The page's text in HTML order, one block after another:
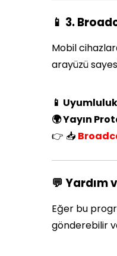
📱 3.
Mobil
arayüzü
📱
🌍 Yayın
👉 📥
💬 Yardım
Eğer bu
gönderebilir